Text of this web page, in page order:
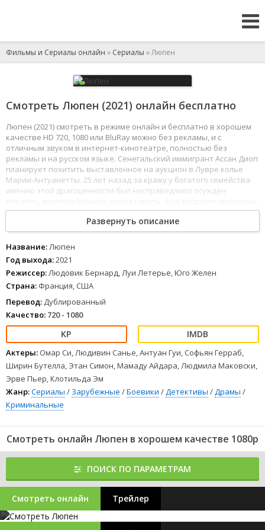
Фильмы и Сериалы онлайн » Сериалы » Люпен
Смотреть Люпен (2021) онлайн бесплатно
Люпен (2021) смотреть в режиме онлайн и бесплатно в хорошем
качестве HD 720, 1080 или BluRay можно без рекламы, и с
отличным звуком в интернет-кинотеатре, полностью без
рекламы и на русском языке. Сенегальский иммигрант Ассан Диоп
планирует похитить выставленное на аукцион в Лувре колье
Марии-Антуанетты. 25 лет назад за кражу у богатого семейства
именно этой драгоценности был несправедливо осуждён
зачитывался приключениями джентльмена-грабителя Арсена
Люпена и теперь будет действовать в лучших традициях своего
книжного кумира.
1 234 5 6 7 8
Развернуть описание
Название:Люпен
Год выхода:2021
Режиссер:Людовик Бернард, Луи Летерье, Юго Желен
Страна: Франция, США
Перевод: Дублированный
Качество: 720 - 1080
Актеры: Омар Си, Людивин Санье, Антуан Гуи, Софьян Герраб,
Ширин Бутелла, Этан Симон, Мамаду Айдара, Людмила Маковски,
Эрве Пьер, Клотильда Эм
Жанр:Сериалы / Зарубежные /Боевики /Детективы /Драмы /
Криминальные
Смотреть онлайн Люпен в хорошем качестве 1080p
ПОИСК ПО ПАРАМЕТРАМ
Смотреть онлайн Трейлер